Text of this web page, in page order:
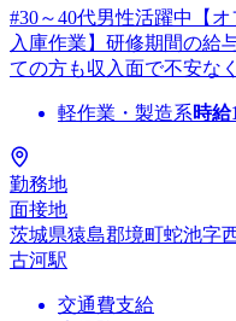
#30～40代男性活躍中【
入庫作業】研修期間の給
ての方も収入面で不安な
軽作業・製造系時給
勤務地
面接地
茨城県猿島郡境町蛇池字
古河駅
交通費支給